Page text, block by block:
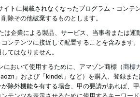
イトに掲載されなくなったプログラム・コン
除その他破棄するものとします。
は企業による製品、サービス、当事者または
ンテンツに接近して配置することを含みます
してはなりません。
において使用するために、アマゾン商標（商標
」および「kindel」など）を購入、登録ま
除外機能を有する場合、甲の要請があれば、
テンツを表示させるために使用するキーワー